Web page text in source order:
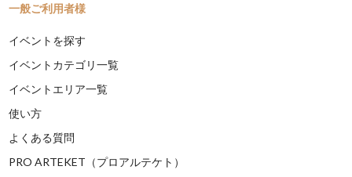
一般ご利用者様
イベントを探す
イベントカテゴリ一覧
イベントエリア一覧
使い方
よくある質問
PRO ARTEKET（プロアルテケト）